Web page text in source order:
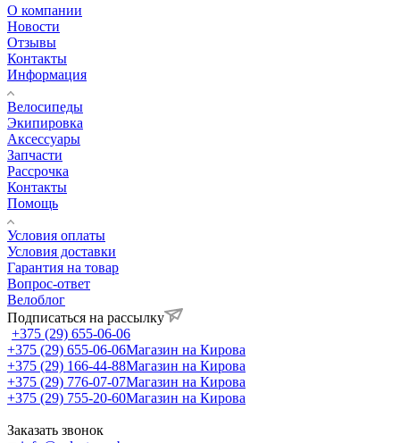
О компании
Новости
Отзывы
Контакты
Информация
Велосипеды
Экипировка
Аксессуары
Запчасти
Рассрочка
Контакты
Помощь
Условия оплаты
Условия доставки
Гарантия на товар
Вопрос-ответ
Велоблог
Подписаться на рассылку
+375 (29) 655-06-06
+375 (29) 655-06-06Магазин на Кирова
+375 (29) 166-44-88Магазин на Кирова
+375 (29) 776-07-07Магазин на Кирова
+375 (29) 755-20-60Магазин на Кирова
Заказать звонок